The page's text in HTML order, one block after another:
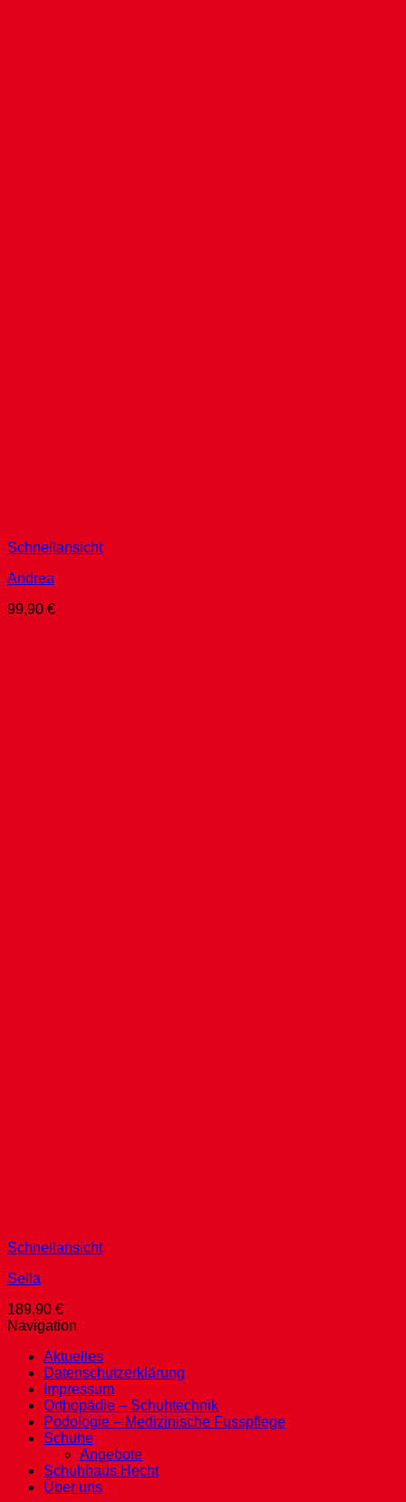
Schnellansicht
Andrea
99,90 €
Schnellansicht
Sella
189,90 €
Navigation
Aktuelles
Datenschutzerklärung
Impressum
Orthopädie – Schuhtechnik
Podologie – Medizinische Fusspflege
Schuhe
Angebote
Schuhhaus Hecht
Über uns